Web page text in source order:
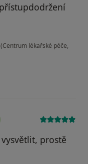
lékařské péče,
prostě